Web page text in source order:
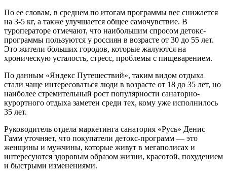
По ее словам, в среднем по итогам программы вес снижается
на 3-5 кг, а также улучшается общее самочувствие. В
туроператоре отмечают, что наибольшим спросом детокс-
программы пользуются у россиян в возрасте от 30 до 55 лет.
Это жители больших городов, которые жалуются на
хроническую усталость, стресс, проблемы с пищеварением.
По данным «Яндекс Путешествий», таким видом отдыха
стали чаще интересоваться люди в возрасте от 18 до 35 лет, но
наиболее стремительный рост популярности санаторно-
курортного отдыха заметен среди тех, кому уже исполнилось
35 лет.
Руководитель отдела маркетинга санатория «Русь» Денис
Гамм уточняет, что покупатели детокс-программ — это
женщины и мужчины, которые живут в мегаполисах и
интересуются здоровым образом жизни, красотой, похудением
и быстрыми изменениями.